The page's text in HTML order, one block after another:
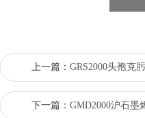
上一篇： GRS2000头孢克
下一篇： GMD2000沪石墨